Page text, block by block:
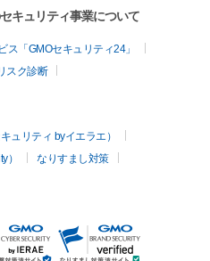
キュリティ事業について
「GMOセキュリティ24」
スク診断
ュリティ byイエラエ）
）
なりすまし対策